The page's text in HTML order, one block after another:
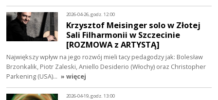
2026-04-26, godz. 12:00
Krzysztof Meisinger solo w Złotej
Sali Filharmonii w Szczecinie
[ROZMOWA z ARTYSTĄ]
Największy wpływ na jego rozwój mieli tacy pedagodzy jak: Bolesław
Brzonkalik, Piotr Zaleski, Aniello Desiderio (Włochy) oraz Christopher
Parkening (USA)… » więcej
2026-04-19, godz. 13:00